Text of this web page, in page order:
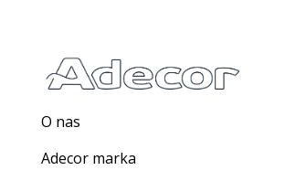
O nas
Adecor marka